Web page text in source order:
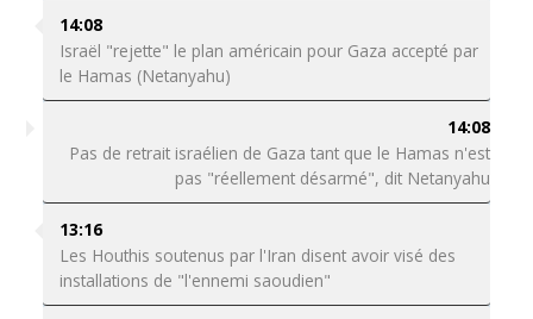
14:08
Israël "rejette" le plan américain pour Gaza accepté par
le Hamas (Netanyahu)
14:08
Pas de retrait israélien de Gaza tant que le Hamas n'est
pas "réellement désarmé", dit Netanyahu
13:16
Les Houthis soutenus par l'Iran disent avoir visé des
installations de "l'ennemi saoudien"